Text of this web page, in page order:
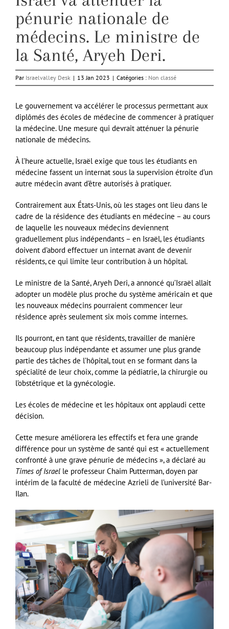
pénurie nationale de
médecins. Le ministre de
la Santé, Aryeh Deri.
Par Israelvalley Desk | 13 Jan 2023 | Catégories : Non classé
Le gouvernement va accélérer le processus permettant aux
diplômés des écoles de médecine de commencer à pratiquer
la médecine. Une mesure qui devrait atténuer la pénurie
nationale de médecins.
À l’heure actuelle, Israël exige que tous les étudiants en
médecine fassent un internat sous la supervision étroite d’un
autre médecin avant d’être autorisés à pratiquer.
Contrairement aux États-Unis, où les stages ont lieu dans le
cadre de la résidence des étudiants en médecine – au cours
de laquelle les nouveaux médecins deviennent
graduellement plus indépendants – en Israël, les étudiants
doivent d’abord effectuer un internat avant de devenir
résidents, ce qui limite leur contribution à un hôpital.
Le ministre de la Santé, Aryeh Deri, a annoncé qu’Israël allait
adopter un modèle plus proche du système américain et que
les nouveaux médecins pourraient commencer leur
résidence après seulement six mois comme internes.
Ils pourront, en tant que résidents, travailler de manière
beaucoup plus indépendante et assumer une plus grande
partie des tâches de l’hôpital, tout en se formant dans la
spécialité de leur choix, comme la pédiatrie, la chirurgie ou
l’obstétrique et la gynécologie.
Les écoles de médecine et les hôpitaux ont applaudi cette
décision.
Cette mesure améliorera les effectifs et fera une grande
différence pour un système de santé qui est « actuellement
confronté à une grave pénurie de médecins », a déclaré au
Times of Israel le professeur Chaim Putterman, doyen par
intérim de la faculté de médecine Azrieli de l’université Bar-
Ilan.